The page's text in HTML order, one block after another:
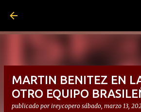
MARTIN BENITEZ EN
OTRO EQUIPO
publicado por ireycopero sábado, marzo 13,